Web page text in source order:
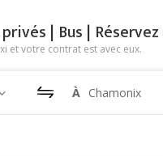
| Bus |
et votre contrat est avec eux.
À Chamonix